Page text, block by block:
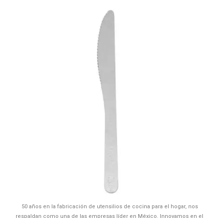
50 años en la fabricación de utensilios de cocina para el hogar, nos
respaldan como una de las empresas líder en México. Innovamos en el